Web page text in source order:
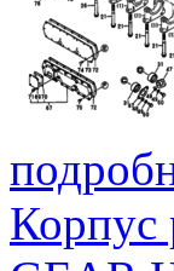
Корпус